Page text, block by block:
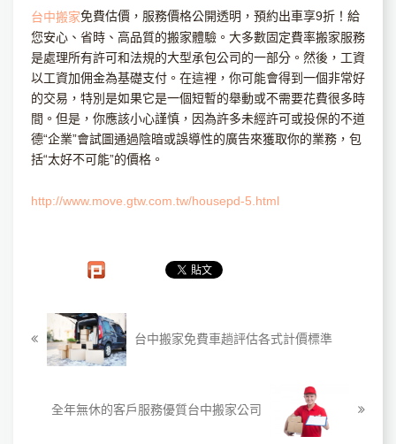
台中搬家免費估價，服務價格公開透明，預約出車享9折！給
您安心、省時、高品質的搬家體驗。大多數固定費率搬家服務
是處理所有許可和法規的大型承包公司的一部分。然後，工資
以工資加佣金為基礎支付。在這裡，你可能會得到一個非常好
的交易，特別是如果它是一個短暫的舉動或不需要花費很多時
間。但是，你應該小心謹慎，因為許多未經許可或投保的不道
德“企業”會試圖通過陰暗或誤導性的廣告來獲取你的業務，包
括“太好不可能”的價格。
http://www.move.gtw.com.tw/housepd-5.html
台中搬家免費車趟評估各式計價標準
全年無休的客戶服務優質台中搬家公司